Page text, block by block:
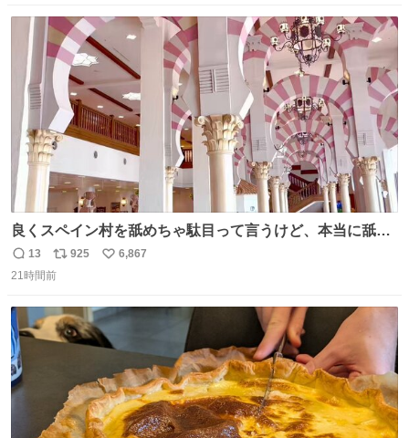
ト
数
良くスペイン村を舐めちゃ駄目って言うけど、本当に舐め
ちゃ行けないのはスペィン村ホテル🏛🏨 だってロビーから
中庭抜けるだけでこの有様🤩 ディズニーホテル泊まってる
ニャは益々素晴らしい場所になってる
返
信
13
リ
ポ
ト
数
925
い
数
6,867
21時間前